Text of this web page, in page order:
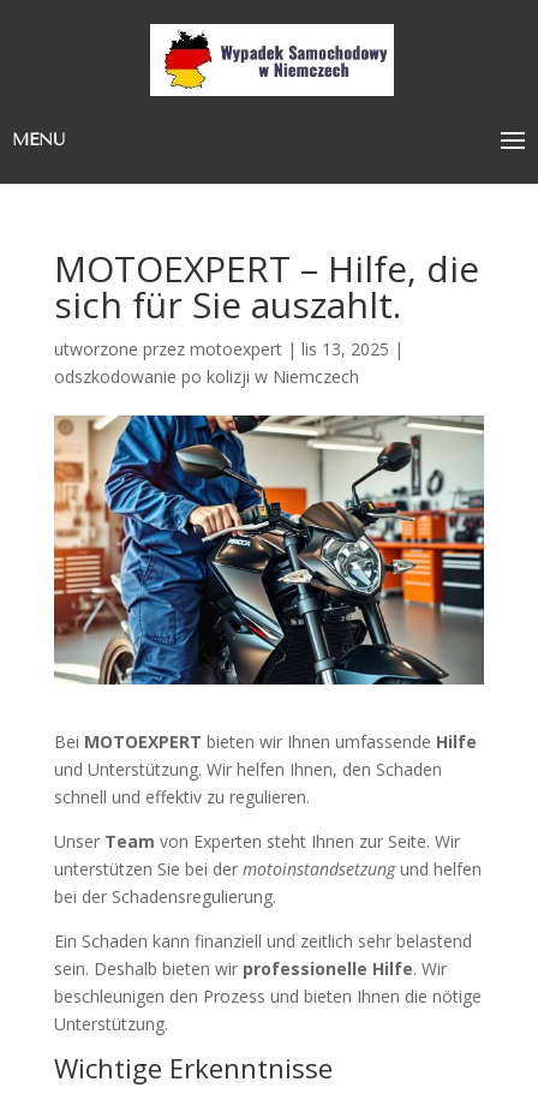
MENU
MOTOEXPERT – Hilfe, die
sich für Sie auszahlt.
utworzone przez motoexpert| lis 13, 2025 |
odszkodowanie po kolizji w Niemczech
Bei MOTOEXPERT bieten wir Ihnen umfassende Hilfe
und Unterstützung. Wir helfen Ihnen, den Schaden
schnell und effektiv zu regulieren.
Unser Team von Experten steht Ihnen zur Seite. Wir
unterstützen Sie bei der motoinstandsetzungund helfen
bei der Schadensregulierung.
Ein Schaden kann finanziell und zeitlich sehr belastend
sein. Deshalb bieten wir professionelle Hilfe. Wir
beschleunigen den Prozess und bieten Ihnen die nötige
Unterstützung.
Wichtige Erkenntnisse